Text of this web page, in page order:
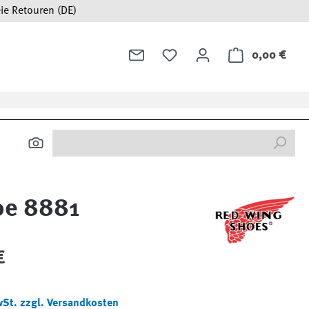
Retouren (DE)
0,00 €
8881
zzgl. Versandkosten